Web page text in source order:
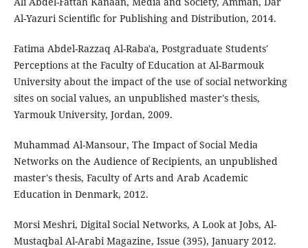
Al-Yazuri Scientific for Publishing and Distribution, 2014.
Fatima Abdel-Razzaq Al-Raba'a, Postgraduate Students'
Perceptions at the Faculty of Education at Al-Barmouk
University about the impact of the use of social networking
sites on social values, an unpublished master's thesis,
Yarmouk University, Jordan, 2009.
Muhammad Al-Mansour, The Impact of Social Media
Networks on the Audience of Recipients, an unpublished
master's thesis, Faculty of Arts and Arab Academic
Education in Denmark, 2012.
Morsi Meshri, Digital Social Networks, A Look at Jobs, Al-
Mustaqbal Al-Arabi Magazine, Issue (395), January 2012.